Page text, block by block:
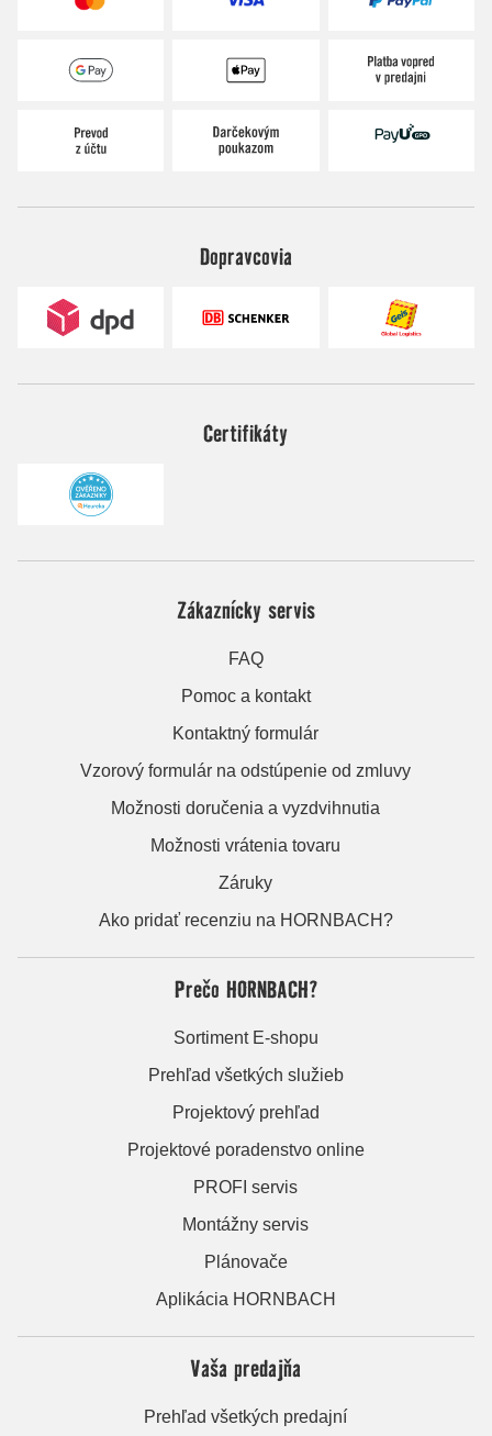
Dopravcovia
Certifikáty
Zákaznícky servis
FAQ
Pomoc a kontakt
Kontaktný formulár
Vzorový formulár na odstúpenie od zmluvy
Možnosti doručenia a vyzdvihnutia
Možnosti vrátenia tovaru
Záruky
Ako pridať recenziu na HORNBACH?
Prečo HORNBACH?
Sortiment E-shopu
Prehľad všetkých služieb
Projektový prehľad
Projektové poradenstvo online
PROFI servis
Montážny servis
Plánovače
Aplikácia HORNBACH
Vaša predajňa
Prehľad všetkých predajní